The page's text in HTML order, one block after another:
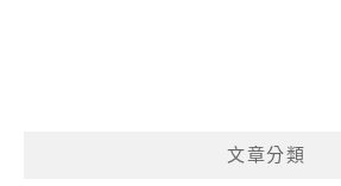
文章分類